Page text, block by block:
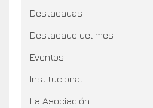
Destacadas
Destacado del mes
Eventos
Institucional
La Asociación